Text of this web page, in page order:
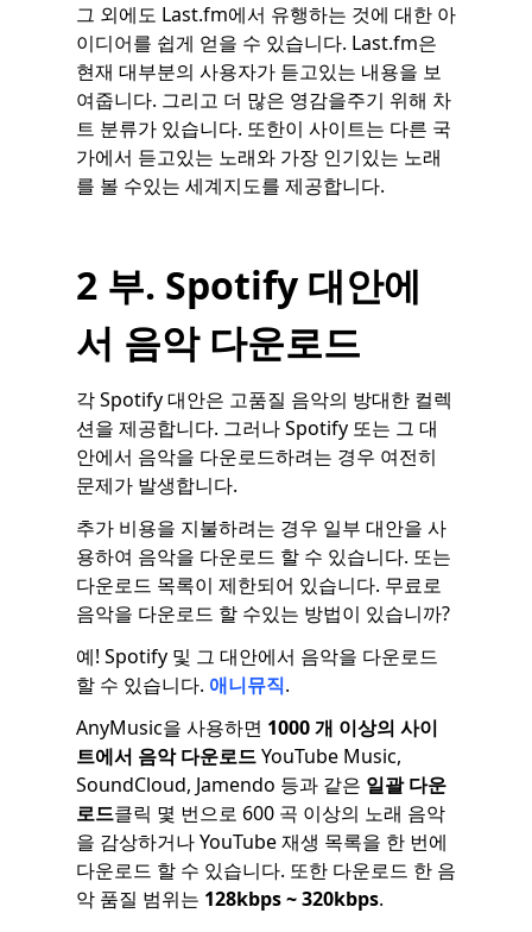
그 외에도 Last.fm에서 유행하는 것에 대한 아
이디어를 쉽게 얻을 수 있습니다. Last.fm은
현재 대부분의 사용자가 듣고있는 내용을 보
여줍니다. 그리고 더 많은 영감을주기 위해 차
트 분류가 있습니다. 또한이 사이트는 다른 국
가에서 듣고있는 노래와 가장 인기있는 노래
를 볼 수있는 세계지도를 제공합니다.
2 부. Spotify 대안에
서 음악 다운로드
각 Spotify 대안은 고품질 음악의 방대한 컬렉
션을 제공합니다. 그러나 Spotify 또는 그 대
안에서 음악을 다운로드하려는 경우 여전히
문제가 발생합니다.
추가 비용을 지불하려는 경우 일부 대안을 사
용하여 음악을 다운로드 할 수 있습니다. 또는
다운로드 목록이 제한되어 있습니다. 무료로
음악을 다운로드 할 수있는 방법이 있습니까?
예! Spotify 및 그 대안에서 음악을 다운로드
할 수 있습니다. 애니뮤직.
AnyMusic을 사용하면 1000 개 이상의 사이
트에서 음악 다운로드YouTube Music,
SoundCloud, Jamendo 등과 같은 일괄 다운
로드클릭 몇 번으로 600 곡 이상의 노래 음악
을 감상하거나 YouTube 재생 목록을 한 번에
다운로드 할 수 있습니다. 또한 다운로드 한 음
악 품질 범위는 128kbps ~ 320kbps.